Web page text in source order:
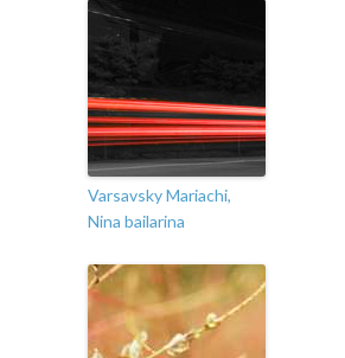
Varsavsky Mariachi,
Nina bailarina